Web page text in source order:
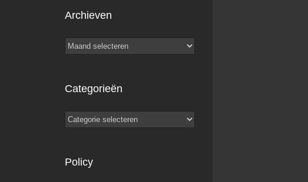
Archieven
Archieven
Categorieën
Categorieën
Policy